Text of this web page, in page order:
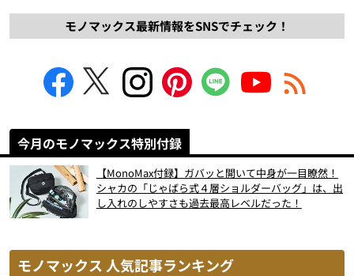
モノマックス最新情報をSNSでチェック！
今月のモノマックス特別付録
【MonoMax付録】ガバッと開いて中身が一目瞭然！
シャカの「じゃばら式４層ショルダーバッグ」は、出
し入れのしやすさも過去最高レベルだった！
モノマックス 人気記事ランキング